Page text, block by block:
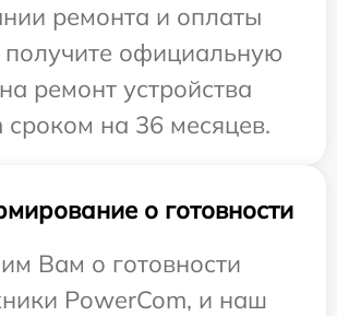
ремонта и оплаты
официальную
ремонт устройства
сроком на 36 месяцев.
о готовности
Вам о готовности
PowerCom, и наш